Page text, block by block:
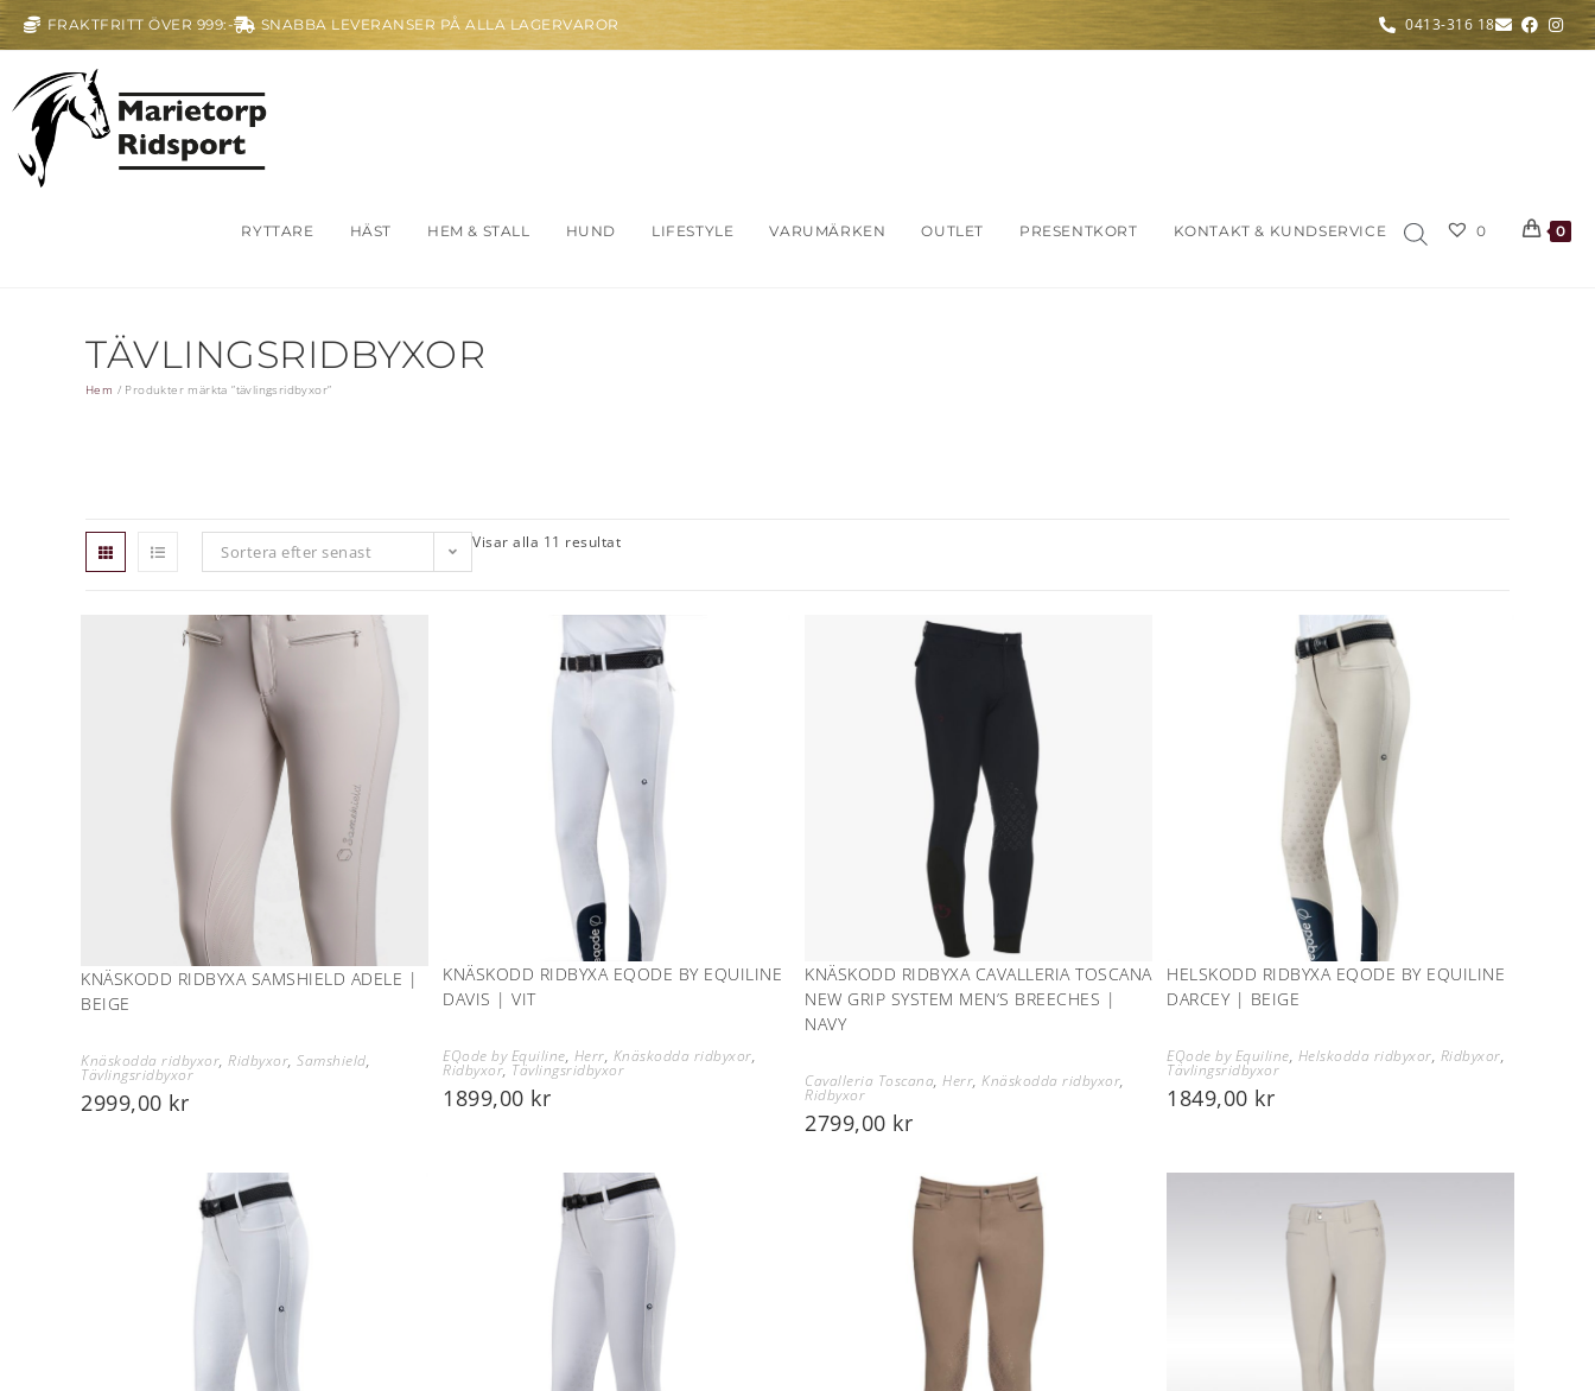
FRAKTFRITT ÖVER 999:- SNABBA LEVERANSER PÅ ALLA LAGERVAROR 0413-316 18
RYTTARE HÄST HEM & STALL HUND LIFESTYLE VARUMÄRKEN OUTLET PRESENTKORT KONTAKT & KUNDSERVICE 0 0
TÄVLINGSRIDBYXOR
Hem / Produkter märkta ”tävlingsridbyxor”
Sortera efter senast Visar alla 11 resultat
KNÄSKODD RIDBYXA SAMSHIELD ADELE |
BEIGE
Knäskodda ridbyxor,Ridbyxor,Samshield,
Tävlingsridbyxor
2999,00 kr
KNÄSKODD RIDBYXA EQODE BY EQUILINE
DAVIS | VIT
EQode by Equiline, Herr, Knäskodda ridbyxor,
Ridbyxor, Tävlingsridbyxor
1899,00 kr
KNÄSKODD RIDBYXA CAVALLERIA TOSCANA
NEW GRIP SYSTEM MEN’S BREECHES |
NAVY
Cavalleria Toscana,Herr,Knäskodda ridbyxor,
Ridbyxor
2799,00 kr
HELSKODD RIDBYXA EQODE BY EQUILINE
DARCEY | BEIGE
EQode by Equiline, Helskodda ridbyxor, Ridbyxor,
Tävlingsridbyxor
1849,00 kr